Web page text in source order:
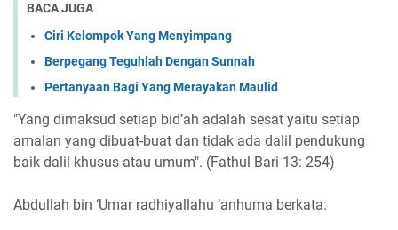
BACA JUGA
Ciri Kelompok Yang Menyimpang
Berpegang Teguhlah Dengan Sunnah
Pertanyaan Bagi Yang Merayakan Maulid
"Yang dimaksud setiap bid’ah adalah sesat yaitu setiap
amalan yang dibuat-buat dan tidak ada dalil pendukung
baik dalil khusus atau umum". (Fathul Bari 13: 254)
Abdullah bin ‘Umar radhiyallahu ‘anhuma berkata: